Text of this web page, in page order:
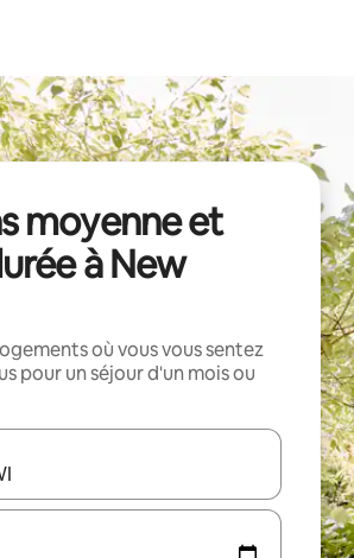
moyenne et
à New
où vous vous sentez
pour un séjour d'un mois ou
s'affichent, utilisez les flèches vers le